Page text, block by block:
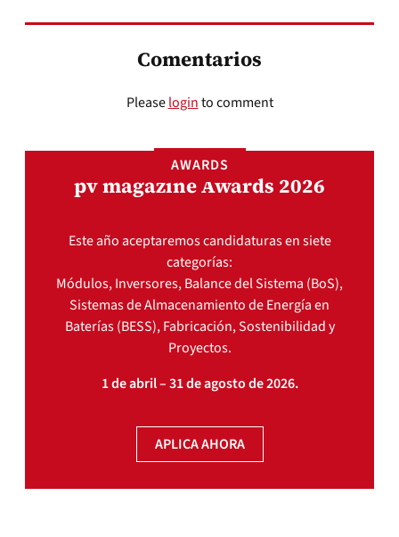
Comentarios
Pleaseloginto comment
AWARDS
pv magazine Awards 2026
Este año aceptaremos candidaturas en siete
categorías:
Módulos, Inversores, Balance del Sistema (BoS),
Sistemas de Almacenamiento de Energía en
Baterías (BESS), Fabricación, Sostenibilidad y
Proyectos.
1 de abril – 31 de agosto de 2026.
APLICA AHORA